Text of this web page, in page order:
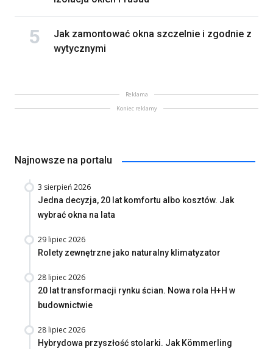
Jak zamontować okna szczelnie i zgodnie z
wytycznymi
Reklama
Koniec reklamy
Najnowsze na portalu
3 sierpień 2026
Jedna decyzja, 20 lat komfortu albo kosztów. Jak
wybrać okna na lata
29 lipiec 2026
Rolety zewnętrzne jako naturalny klimatyzator
28 lipiec 2026
20 lat transformacji rynku ścian. Nowa rola H+H w
budownictwie
28 lipiec 2026
Hybrydowa przyszłość stolarki. Jak Kömmerling